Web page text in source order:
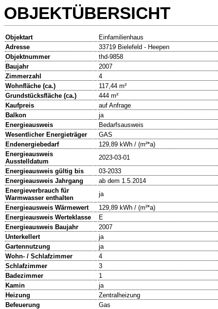
OBJEKTÜBERSICHT
Objektart
Einfamilienhaus
Adresse
33719 Bielefeld - Heepen
Objektnummer
thd-9858
Baujahr
2007
Zimmerzahl
4
Wohnfläche (ca.)
117,44 m²
Grundstücksfläche (ca.)
444 m²
Kaufpreis
auf Anfrage
Balkon
ja
Energieausweis
Bedarfsausweis
Wesentlicher Energieträger
GAS
Endenergiebedarf
129,89 kWh / (m²*a)
Energieausweis
Ausstelldatum
2023-03-01
Energieausweis gültig bis
03-2033
Energieausweis Jahrgang
ab dem 1.5.2014
Energieverbrauch für
Warmwasser enthalten
ja
Energieausweis Wärmewert
129,89 kWh / (m²*a)
Energieausweis Werteklasse
E
Energieausweis Baujahr
2007
Unterkellert
ja
Gartennutzung
ja
Wohn- / Schlafzimmer
4
Schlafzimmer
3
Badezimmer
1
Kamin
ja
Heizung
Zentralheizung
Befeuerung
Gas